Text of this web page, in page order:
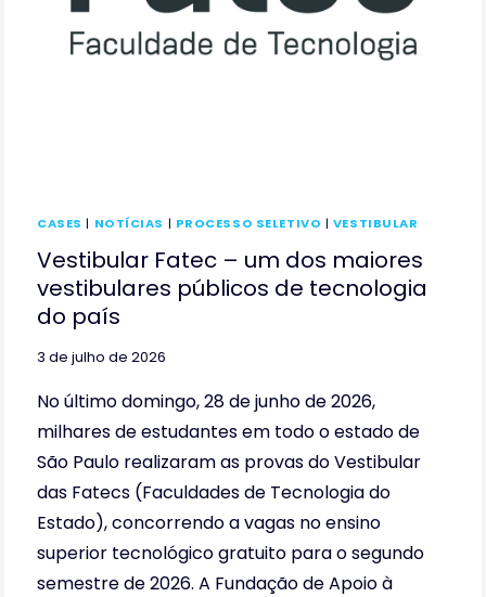
CASES | NOTÍCIAS | PROCESSO SELETIVO | VESTIBULAR
Vestibular Fatec – um dos maiores
vestibulares públicos de tecnologia
do país
3 de julho de 2026
No último domingo, 28 de junho de 2026,
milhares de estudantes em todo o estado de
São Paulo realizaram as provas do Vestibular
das Fatecs (Faculdades de Tecnologia do
Estado), concorrendo a vagas no ensino
superior tecnológico gratuito para o segundo
semestre de 2026. A Fundação de Apoio à